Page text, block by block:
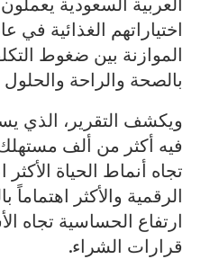
الموازنة بين ضغوط
بالصحة والراحة والحلول
ويكشف التقرير، الذي
فيه أكثر من ألف
تجاه أنماط الحياة الأكثر
الرقمية والأكثر اهتماماً
ارتفاع الحساسية تجاه
قرارات الشراء.